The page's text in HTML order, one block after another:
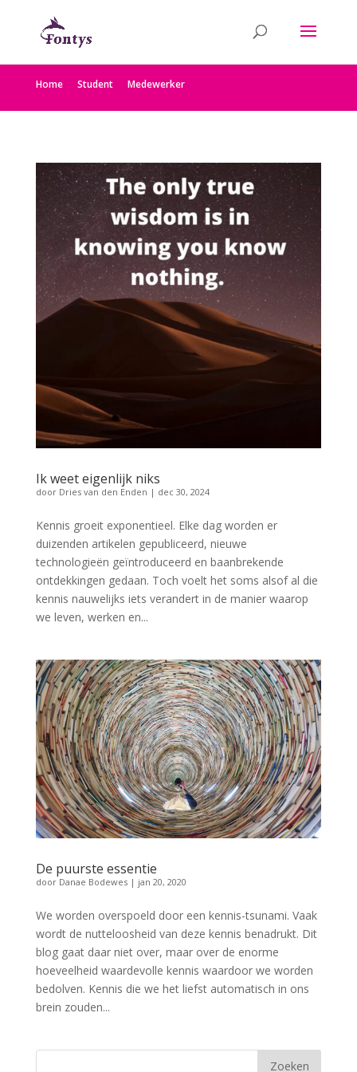
Home Student Medewerker
Ik weet eigenlijk niks
door Dries van den Enden | dec 30, 2024
Kennis groeit exponentieel. Elke dag worden er
duizenden artikelen gepubliceerd, nieuwe
technologieën geïntroduceerd en baanbrekende
ontdekkingen gedaan. Toch voelt het soms alsof al die
kennis nauwelijks iets verandert in de manier waarop
we leven, werken en...
De puurste essentie
door Danae Bodewes| jan 20, 2020
We worden overspoeld door een kennis-tsunami. Vaak
wordt de nutteloosheid van deze kennis benadrukt. Dit
blog gaat daar niet over, maar over de enorme
hoeveelheid waardevolle kennis waardoor we worden
bedolven. Kennis die we het liefst automatisch in ons
brein zouden...